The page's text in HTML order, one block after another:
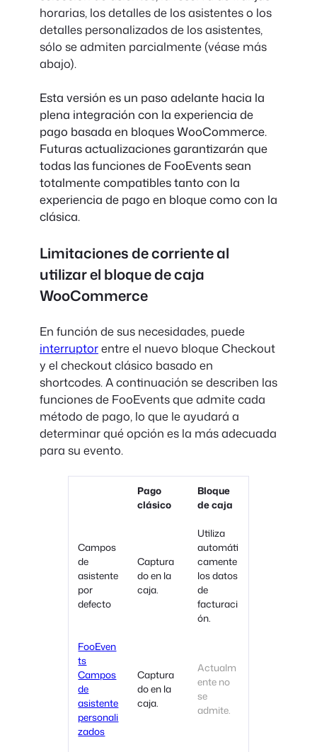
horarias, los detalles de los asistentes o los
detalles personalizados de los asistentes,
sólo se admiten parcialmente (véase más
abajo).
Esta versión es un paso adelante hacia la
plena integración con la experiencia de
pago basada en bloques WooCommerce.
Futuras actualizaciones garantizarán que
todas las funciones de FooEvents sean
totalmente compatibles tanto con la
experiencia de pago en bloque como con la
clásica.
Limitaciones de corriente al
utilizar el bloque de caja
WooCommerce
En función de sus necesidades, puede
interruptorentre el nuevo bloque Checkout
y el checkout clásico basado en
shortcodes. A continuación se describen las
funciones de FooEvents que admite cada
método de pago, lo que le ayudará a
determinar qué opción es la más adecuada
para su evento.
Pago
clásico
Bloque
de caja
Campos
de
asistente
por
defecto
Captura
do en la
caja.
Utiliza
automáti
camente
los datos
de
facturaci
ón.
FooEven
ts
Campos
de
asistente
personali
zados
Captura
do en la
caja.
Actualm
ente no
se
admite.